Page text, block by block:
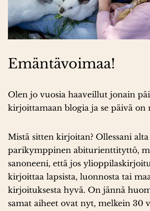
Emäntävoimaa!
Olen jo vuosia haaveillut jonain
kirjoittamaan blogia ja se päivä on
Mistä sitten kirjoitan? Ollessani alta
parikymppinen abiturienttityttö,
sanoneeni, että jos
kirjoittaa lapsista, luonnosta tai
kirjoituksesta hyvä. On jännä
samat aiheet ovat nyt, melkein 30